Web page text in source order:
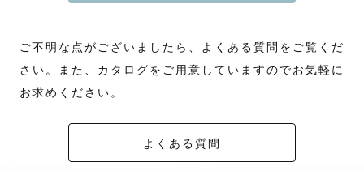
ご不明な点がございましたら、よくある質問をご覧くだ
さい。また、カタログをご用意していますのでお気軽に
お求めください。
よくある質問